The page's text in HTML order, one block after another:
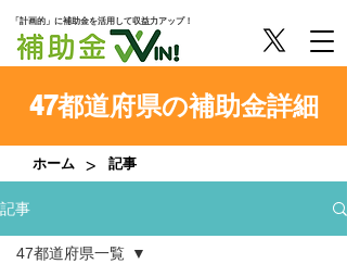
「計画的」に補助金を活用して収益力アップ！
47都道府県の補助金詳細
ホーム > 記事
記事
47都道府県一覧